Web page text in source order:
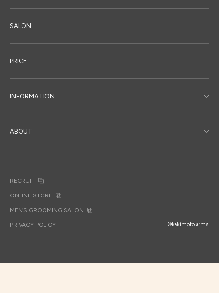
SALON
PRICE
INFORMATION
ABOUT
RECRUIT
ONLINE STORE
MEN’S GROOMING SALON
PRIVACY POLICY ©kakimoto arms.